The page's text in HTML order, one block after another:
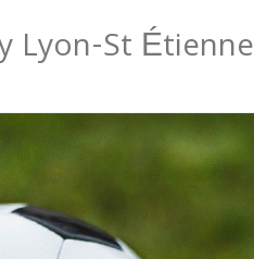
Lyon-St Étienne